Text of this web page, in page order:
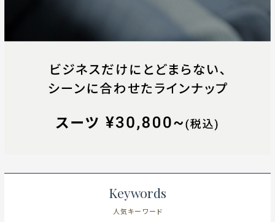
Keywords
人気キーワード